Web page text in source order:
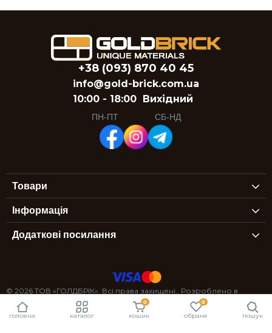
+38 (093) 870 40 45
info@gold-brick.com.ua
10:00 - 18:00
ПН-ПТ
Вихідний
СБ-НД
Товари
Інформація
Додаткові посилання
© 2026 ТОВ «ГОЛДБРІК». Всі права захищені.. Розроблено в
StexSoft
головна каталог
0
кошик
0
обране пошук